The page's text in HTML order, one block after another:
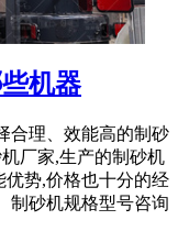
机器
合理、效能高的制砂
厂家,生产的制砂机
势,价格也十分的经
制砂机规格型号咨询